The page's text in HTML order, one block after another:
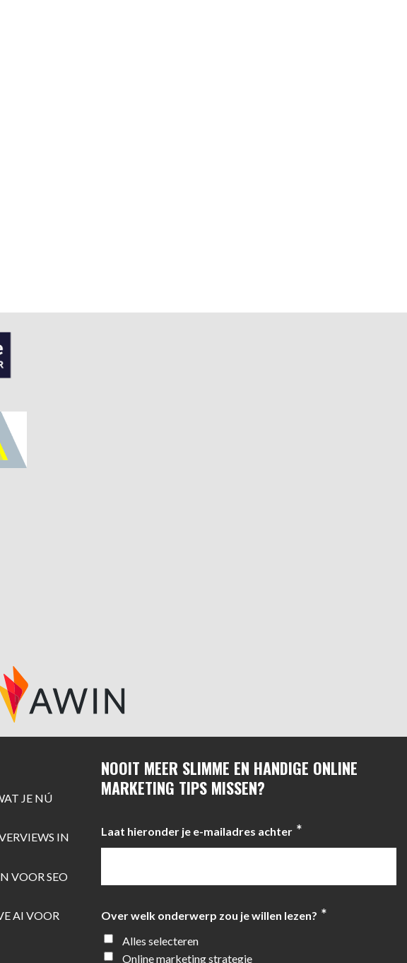
JE NÚ
IN
VOOR SEO
AI VOOR
NOOIT MEER SLIMME EN HANDIGE ONLINE
MARKETING TIPS MISSEN?
Laat hieronder je e-mailadres achter *
Over welk onderwerp zou je willen lezen? *
Alles selecteren
Online marketing strategie